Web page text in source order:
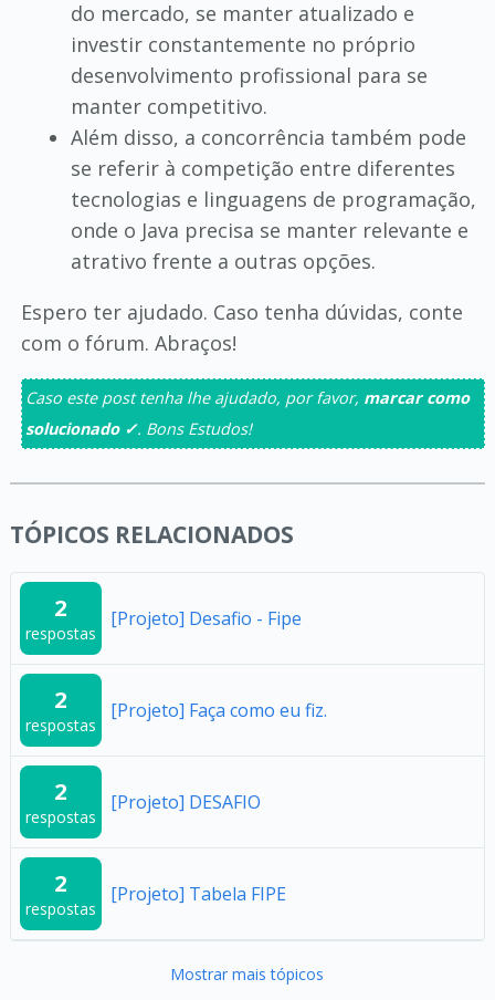
do mercado, se manter atualizado e
investir constantemente no próprio
desenvolvimento profissional para se
manter competitivo.
Além disso, a concorrência também pode
se referir à competição entre diferentes
tecnologias e linguagens de programação,
onde o Java precisa se manter relevante e
atrativo frente a outras opções.
Espero ter ajudado. Caso tenha dúvidas, conte
com o fórum. Abraços!
Caso este post tenha lhe ajudado, por favor, marcar como
solucionado ✓. Bons Estudos!
TÓPICOS RELACIONADOS
2
respostas
[Projeto] Desafio - Fipe
2
respostas
[Projeto] Faça como eu fiz.
2
respostas
[Projeto] DESAFIO
2
respostas
[Projeto] Tabela FIPE
Mostrar mais tópicos